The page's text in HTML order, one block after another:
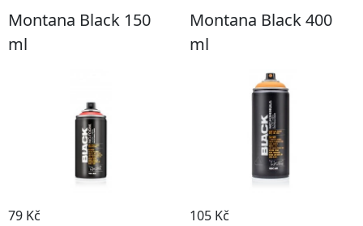
Montana Black 150
ml
79 Kč
Montana Black 400
ml
105 Kč